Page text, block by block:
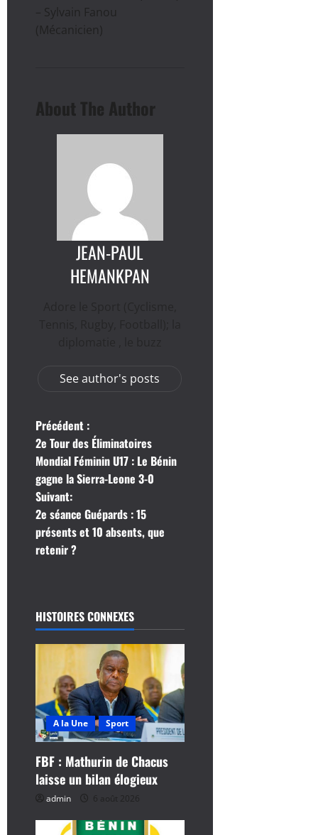
– Sylvain Fanou
(Mécanicien)
About The Author
JEAN-PAUL
HEMANKPAN
See author's posts
N
a
v
i
g
t
i
o
n
d
’
a
r
Précédent :
2e Tour des Éliminatoires
Mondial Féminin U17 : Le Bénin
gagne la Sierra-Leone 3-0
Suivant:
2e séance Guépards : 15
présents et 10 absents, que
retenir ?
HISTOIRES CONNEXES
A la Une Sport
FBF : Mathurin de Chacus
laisse un bilan élogieux
admin 6 août 2026